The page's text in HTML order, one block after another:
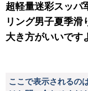
超軽量迷彩スッパ
リング男子夏季滑
大き方がいいです
ここで表示されるの